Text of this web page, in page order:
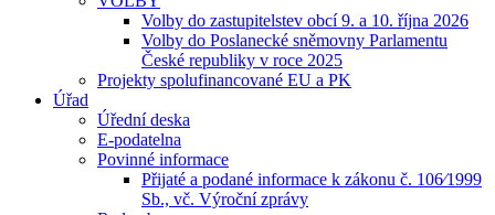
Volby do zastupitelstev obcí 9. a 10. října 2026
Volby do Poslanecké sněmovny Parlamentu
České republiky v roce 2025
Projekty spolufinancované EU a PK
Úřad
Úřední deska
E-podatelna
Povinné informace
Přijaté a podané informace k zákonu č. 106⁄1999
Sb., vč. Výroční zprávy